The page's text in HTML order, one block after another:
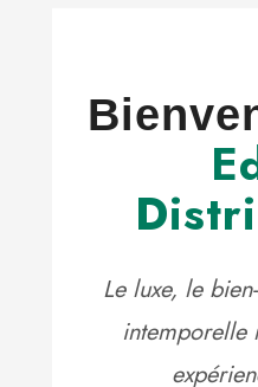
Le luxe, le
intemporelle